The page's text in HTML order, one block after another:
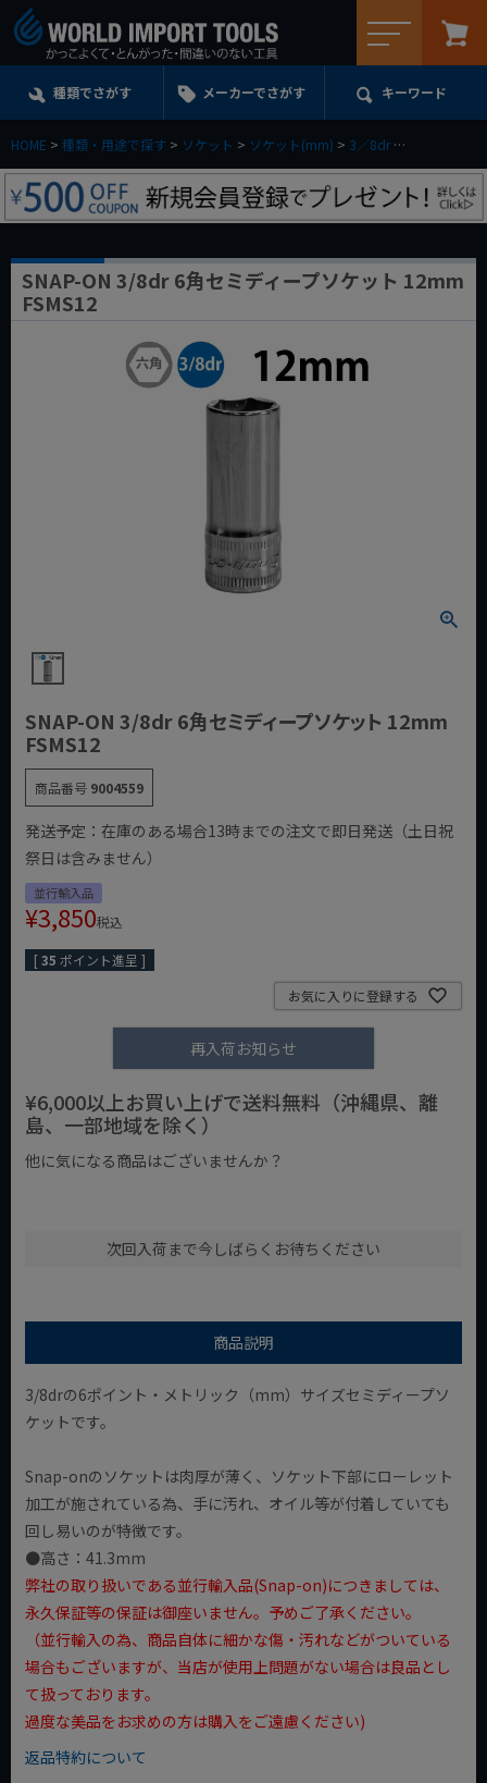
種類でさがす メーカーでさがす キーワード
HOME 種類・用途で探す ソケット ソケット(mm) 3／8dr
SNAP-ON 3/8dr 6角セミディープソケット 12mm
FSMS12
SNAP-ON 3/8dr 6角セミディープソケット 12mm
FSMS12
商品番号 9004559
発送予定：在庫のある場合13時までの注文で即日発送（土日祝
祭日は含みません）
並行輸入品
¥3,850税込
[35 ポイント進呈 ]
お気に入りに登録する
再入荷お知らせ
¥6,000以上お買い上げで送料無料（沖縄県、離
島、一部地域を除く）
他に気になる商品はございませんか？
次回入荷まで今しばらくお待ちください
商品説明
3/8drの6ポイント・メトリック（mm）サイズセミディープソ
ケットです。
Snap-onのソケットは肉厚が薄く、ソケット下部にローレット
加工が施されている為、手に汚れ、オイル等が付着していても
回し易いのが特徴です。
●高さ：41.3mm
弊社の取り扱いである並行輸入品(Snap-on)につきましては、
永久保証等の保証は御座いません。予めご了承ください。
（並行輸入の為、商品自体に細かな傷・汚れなどがついている
場合もございますが、当店が使用上問題がない場合は良品とし
て扱っております。
過度な美品をお求めの方は購入をご遠慮ください)
返品特約について